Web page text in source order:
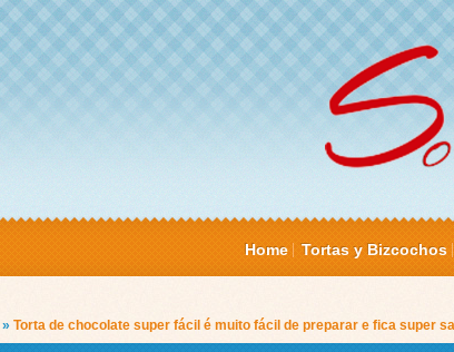
Home Tortas y Bizcochos
» Torta de chocolate super fácil é muito fácil de preparar e fica super